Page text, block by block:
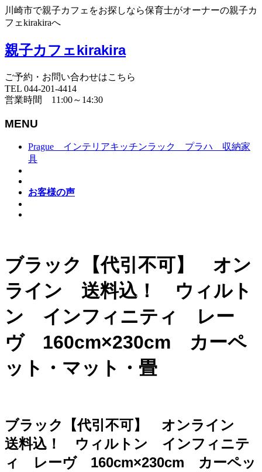
川崎市で親子カフェをお探しなら保育士がオーナーの親子カ
フェkirakiraへ
親子カフェkirakira
ご予約・お問い合わせはこちら
TEL 044-201-4414
営業時間 11:00～14:30
MENU
Prague インテリアキッチンラック プラハ 収納家
具
お客様の声
ブラック【代引不可】 オン
ライン 送料込！ ウィルト
ン インフィニティ レー
ヴ 160cm×230cm カーペ
ット・マット・畳
ブラック【代引不可】 オンライン
送料込！ ウィルトン インフィニテ
ィ レーヴ 160cm×230cm カーペッ